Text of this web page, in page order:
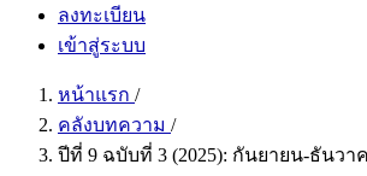
ลงทะเบียน
เข้าสู่ระบบ
หน้าแรก /
คลังบทความ /
ปีที่ 9 ฉบับที่ 3 (2025): กันยายน-ธันวา